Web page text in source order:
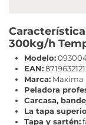
300kg/h
Modelo:
EAN:
Marca: Maxima
Peladora
Carcasa,
La tapa
Tapa y sartén: